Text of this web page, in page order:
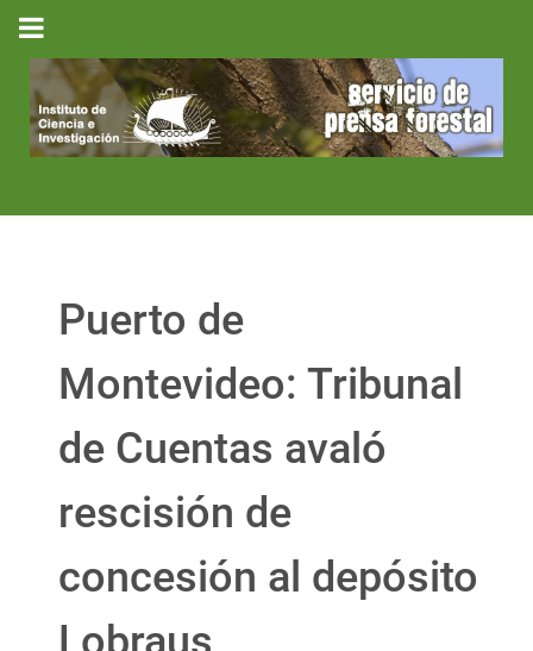
Puerto de
Montevideo: Tribunal
de Cuentas avaló
rescisión de
concesión al depósito